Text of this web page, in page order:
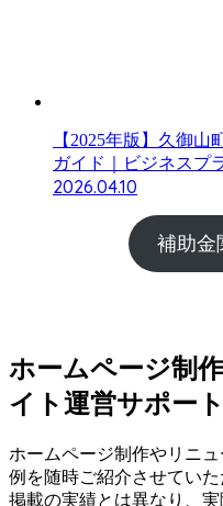
【2025年版】久御
ガイド｜ビジネスプ
2026.04.10
補助金
ホームページ制
イト運営サポー
ホームページ制作やリニ
例を随時ご紹介させてい
掲載の実績とは異なり、